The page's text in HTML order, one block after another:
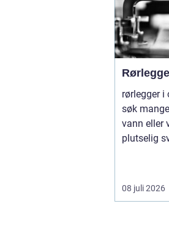
rørlegger i
søk
vann eller
plutselig
08 juli 2026